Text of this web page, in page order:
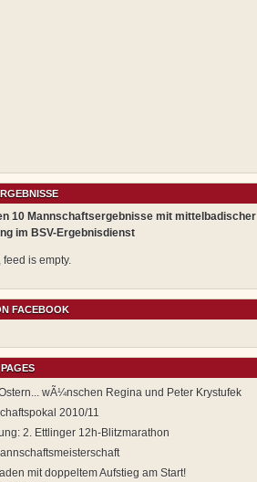
10 Mannschaftsergebnisse mit mittelbadischer
im BSV-Ergebnisdienst
feed is empty.
FACEBOOK
wÃ¼nschen Regina und Peter Krystufek
2010/11
2. Ettlinger 12h-Blitzmarathon
mit doppeltem Aufstieg am Start!